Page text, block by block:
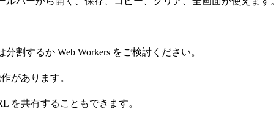
割するか Web Workers をご検討ください。
があります。
を共有することもできます。